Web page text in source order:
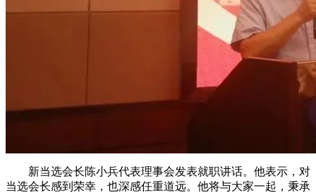
新当选会长陈小兵代表理事会发表就职讲话。他表示，对
当选会长感到荣幸，也深感任重道远。他将与大家一起，秉承